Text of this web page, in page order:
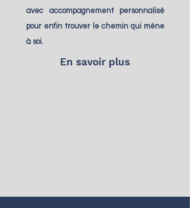
avec accompagnement personnalisé
pour enfin trouver le chemin qui mène
à soi.
En savoir plus